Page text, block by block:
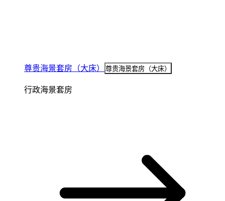
尊贵海景套房（大床） 尊贵海景套房（大床）
行政海景套房